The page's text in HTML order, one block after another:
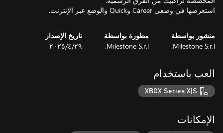
استعرضها في وضعي Career وQuick والوضع عبر الإنترنت.
منشور بواسطة
Milestone S.r.l.
مطورة بواسطة
Milestone S.r.l.
تاريخ الإصدار
٢٩‏/٤‏/٢٠٢٥
العب باستخدام
XBOX Series X|S
الإمكانات